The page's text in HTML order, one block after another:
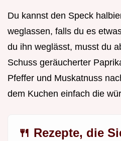
Du kannst den Speck
weglassen, falls du es
du ihn weglässt, musst du
Schuss geräucherter
Pfeffer und Muskatnuss
dem Kuchen einfach die
🍴 Rezepte, die